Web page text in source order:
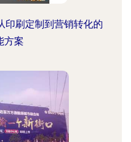
印刷定制到营销转化的
方案